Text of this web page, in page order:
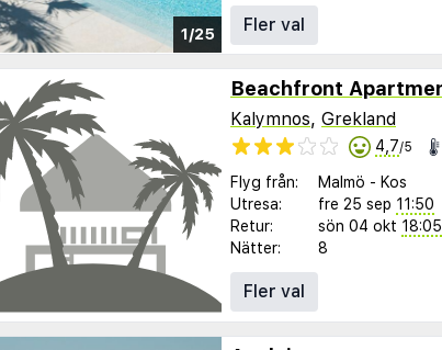
1/25
Fler val
Kalymnos, Grekland
4,7/5
Flyg från: Malmö - Kos
Utresa:
fre 25 sep 11:50
Retur:
sön 04 okt 18:05
Nätter:
8
Fler val